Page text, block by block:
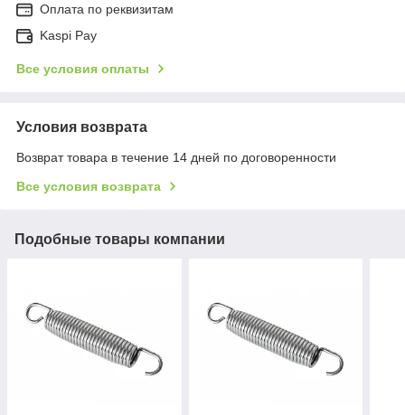
Оплата по реквизитам
Kaspi Pay
Все условия оплаты
Условия возврата
Возврат товара в течение 14 дней по договоренности
Все условия возврата
Подобные товары компании